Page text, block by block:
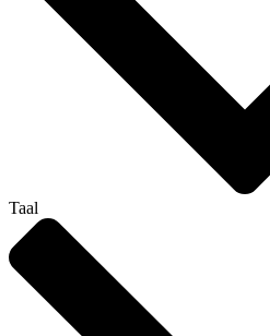
Taal